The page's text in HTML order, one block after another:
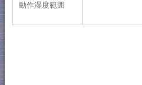
動作湿度範囲